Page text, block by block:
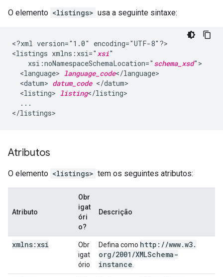
O elemento <listings> usa a seguinte sintaxe:
<?xml version="1.0"
encoding="UTF-8"?>
<listings xmlns:xsi=" xsi
xsi:noNamespaceSchemaLocation=" schema_xsd
<language> language_code
<datum> datum_code
<listing> listing
...
Atributos
O elemento <listings> tem os seguintes atributos:
Atributo
Obr
igat
óri
o?
Descrição
xmlns:xsi
Obr
igat
ório
Defina como http: //www.w3.
org/2001 /XMLSchema-
instance